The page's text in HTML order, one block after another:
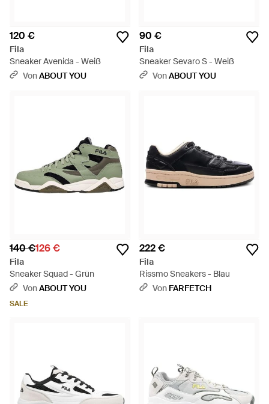
120 €
Fila
Sneaker Avenida - Weiß
VonABOUT YOU
90 €
Fila
Sneaker Sevaro S - Weiß
VonABOUT YOU
140 €126 €
Fila
Sneaker Squad - Grün
VonABOUT YOU
SALE
222 €
Fila
Rissmo Sneakers - Blau
Von FARFETCH